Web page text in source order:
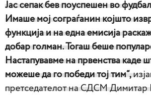
Јас сепак бев поуспешен во
Имаше мој сограѓанин којшто
функција и на една емисија
добар голман. Тогаш беше
Настапувавме на првенства каде
можеше да го победи тој тим“,
претседателот на СДСМ Димитар